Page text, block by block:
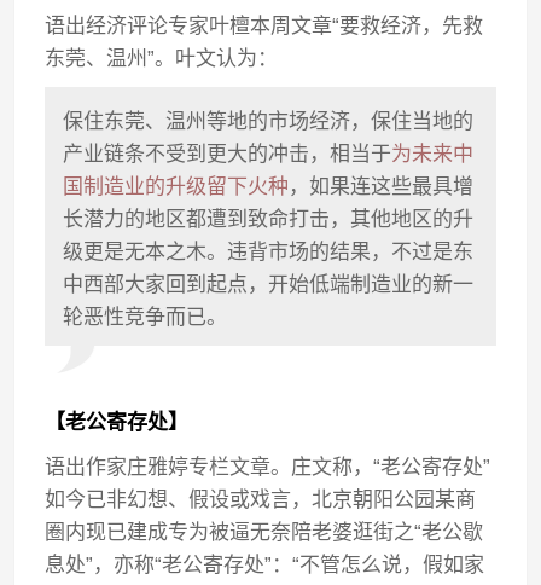
语出经济评论专家叶檀本周文章“要救经济，先救
东莞、温州”。叶文认为：
保住东莞、温州等地的市场经济，保住当地的
产业链条不受到更大的冲击，相当于为未来中
国制造业的升级留下火种 ，如果连这些最具增
长潜力的地区都遭到致命打击，其他地区的升
级更是无本之木。违背市场的结果，不过是东
中西部大家回到起点，开始低端制造业的新一
轮恶性竞争而已。
【老公寄存处】
语出作家庄雅婷专栏文章。庄文称，“老公寄存处”
如今已非幻想、假设或戏言，北京朝阳公园某商
圈内现已建成专为被逼无奈陪老婆逛街之“老公歇
息处”，亦称“老公寄存处”：“不管怎么说，假如家